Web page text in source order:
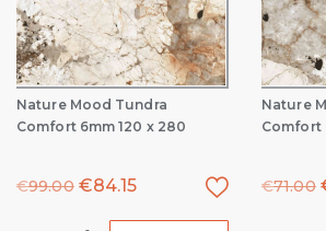
Nature Mood Tundra
Comfort 6mm 120 x 280
€99.00 €84.15
Nature
Comfort
€71.00